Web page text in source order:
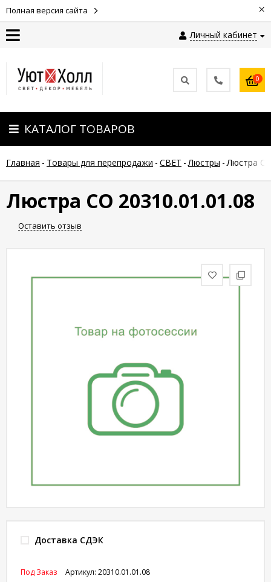
Полная версия сайта ×
Личный кабинет
Оплата
Доставка
Гарантия
возврат
Новости
статьи
0
КАТАЛОГ ТОВАРОВ
Главная - Товары для перепродажи - СВЕТ - Люстры - Люстра
Люстра СО 20310.01.01.08
Оставить отзыв
Доставка СДЭК
Артикул: 20310.01.01.08
Под Заказ